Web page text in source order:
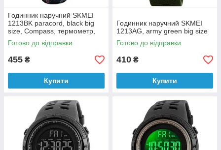
Годинник наручний SKMEI
1213BK paracord, black big
size, Compass, термометр,
свисток, кресало
Готово до відправки
455 ₴
Купити
Годинник наручний SKMEI
1213AG, army green big size
Готово до відправки
410 ₴
Купити